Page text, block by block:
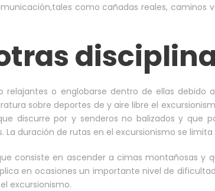
como cañadas reales, caminos
o englobarse dentro de ellas debido
sobre deportes de y aire libre el
discurre por y senderos no balizados y
duración de rutas en el excursionismo se
consiste en ascender a cimas montañosas y
en ocasiones un importante nivel de
excursionismo.